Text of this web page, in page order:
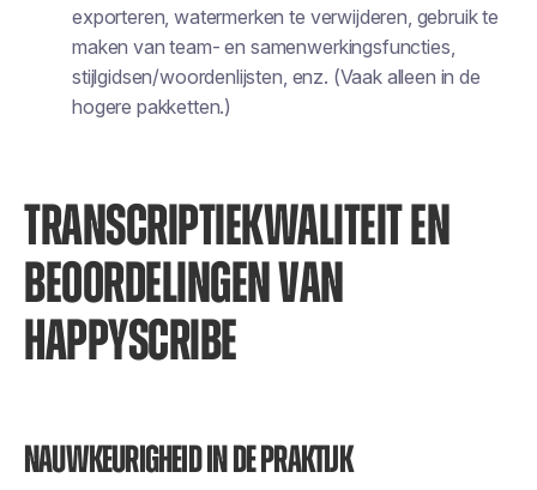
exporteren, watermerken te verwijderen, gebruik te
maken van team- en samenwerkingsfuncties,
stijlgidsen/woordenlijsten, enz. (Vaak alleen in de
hogere pakketten.)
TRANSCRIPTIEKWALITEIT EN
BEOORDELINGEN VAN
HAPPYSCRIBE
Nauwkeurigheid in de praktijk